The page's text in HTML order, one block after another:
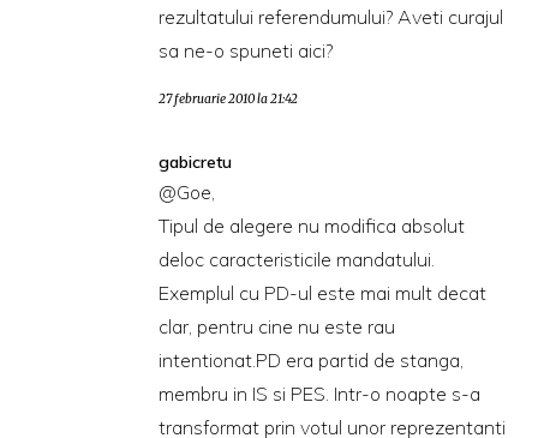
rezultatului referendumului? Aveti curajul
sa ne-o spuneti aici?
27 februarie 2010 la 21:42
gabicretu
@Goe,
Tipul de alegere nu modifica absolut
deloc caracteristicile mandatului.
Exemplul cu PD-ul este mai mult decat
clar, pentru cine nu este rau
intentionat.PD era partid de stanga,
membru in IS si PES. Intr-o noapte s-a
transformat prin votul unor reprezentanti